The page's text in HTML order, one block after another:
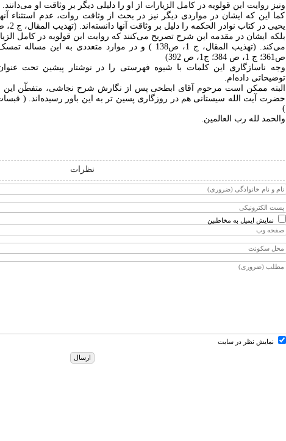
ونيز روايت ابن قولويه در كامل الزيارات از او را دليلی ديگر بر وثاقت او می‌دانند.
کما اين که ايشان در مواردی ديگر نيز در بحث از وثاقت روات، عدم استثناء
يحيی در کتاب نوادر الحکمه را دليل بر وثاقت آنها دانسته‌اند. (تهذيب المقال، ج 2، ص 60؛ ج 2، ص 192 )
بلکه ايشان در مقدمه اين شرح تصريح می‌کنند که روايت ابن قولويه در كامل
ص361؛ ج 1، ص 384؛ ج1، ص 392)
وجه ناسازگاری اين کلمات با شيوه فهرستی را در نوشتار پيشين تحت
توضيحاتی داده‌ام.
البته ممکن است مرحوم آقای ابطحی پس از نگارش شرح نجاشی، متفطّن اين
)
والحمد لله رب العالمين.
نظرات
نمایش ایمیل به مخاطبین
نمایش نظر در سایت